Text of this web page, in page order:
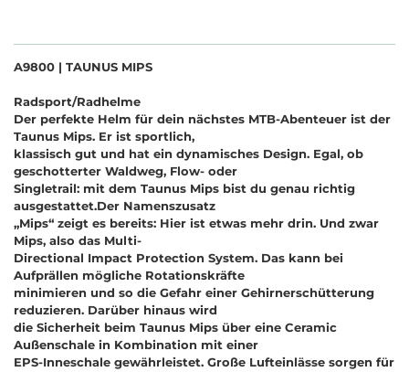
A9800 | TAUNUS MIPS
Radsport/Radhelme
Der perfekte Helm für dein nächstes MTB-Abenteuer ist der
Taunus Mips. Er ist sportlich,
klassisch gut und hat ein dynamisches Design. Egal, ob
geschotterter Waldweg, Flow- oder
Singletrail: mit dem Taunus Mips bist du genau richtig
ausgestattet.Der Namenszusatz
„Mips“ zeigt es bereits: Hier ist etwas mehr drin. Und zwar
Mips, also das Multi-
Directional Impact Protection System. Das kann bei
Aufprällen mögliche Rotationskräfte
minimieren und so die Gefahr einer Gehirnerschütterung
reduzieren. Darüber hinaus wird
die Sicherheit beim Taunus Mips über eine Ceramic
Außenschale in Kombination mit einer
EPS-Inneschale gewährleistet. Große Lufteinlässe sorgen für